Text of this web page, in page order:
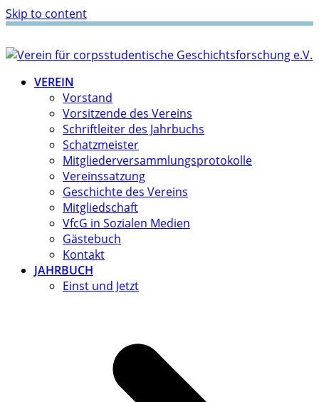
Skip to content
VEREIN
Vorstand
Vorsitzende des Vereins
Schriftleiter des Jahrbuchs
Schatzmeister
Mitgliederversammlungsprotokolle
Vereinssatzung
Geschichte des Vereins
Mitgliedschaft
VfcG in Sozialen Medien
Gästebuch
Kontakt
JAHRBUCH
Einst und Jetzt